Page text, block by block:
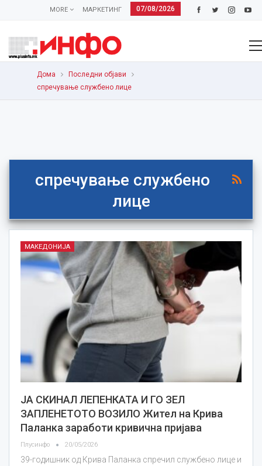
07/08/2026
МАРКЕТИНГ
MORE
Дома
Последни објави
спречување службено лице
спречување службено
лице
МАКЕДОНИЈА
ЈА СКИНАЛ ЛЕПЕНКАТА И ГО ЗЕЛ
ЗАПЛЕНЕТОТО ВОЗИЛО Жител на Крива
Паланка заработи кривична пријава
Плусинфо 20/05/2026
39-годишник од Крива Паланка спречил службено лице и